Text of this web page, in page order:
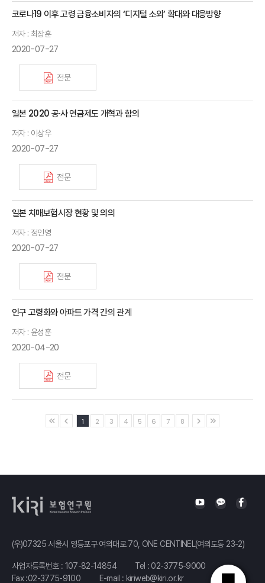
코로나19 이후 고령 금융소비자의 ‘디지털 소외’ 확대와 대응방향
저자 : 최장훈
2020-07-27
전문
일본 2020 공·사 연금제도 개혁과 함의
저자 : 이상우
2020-07-27
전문
일본 치매보험시장 현황 및 의의
저자 : 정인영
2020-07-27
전문
인구 고령화와 아파트 가격 간의 관계
저자 : 윤성훈
2020-04-20
전문
1 2 3 4 5 6 7 8
(우)07325 서울시 영등포구 여의대로 70, ONE CENTINEL(여의도동 23-2)
사업자등록번호 : 107-82-14854 Tel : 02-3775-9000
Fax :02-3775-9100
E-mail : kiriweb@kiri.or.kr